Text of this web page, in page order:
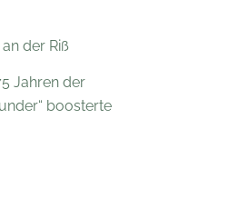
der Riß
Jahren der
boosterte